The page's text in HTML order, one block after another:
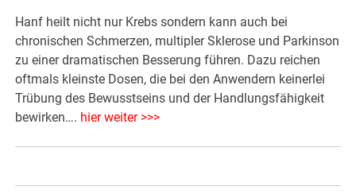
Hanf heilt nicht nur Krebs sondern kann auch bei
chronischen Schmerzen, multipler Sklerose und Parkinson
zu einer dramatischen Besserung führen. Dazu reichen
oftmals kleinste Dosen, die bei den Anwendern keinerlei
Trübung des Bewusstseins und der Handlungsfähigkeit
bewirken…. hier weiter >>>